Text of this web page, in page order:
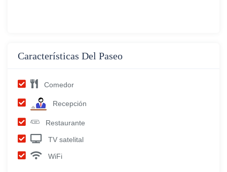
Características Del Paseo
Comedor
Recepción
Restaurante
TV satelital
WiFi